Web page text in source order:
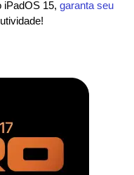
iPadOS 15, garanta seu